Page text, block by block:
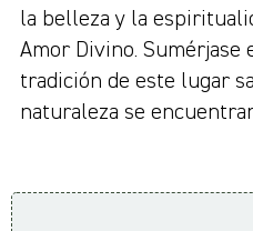
la belleza y la
Amor Divino. Sumérjase
tradición de este lugar
naturaleza se